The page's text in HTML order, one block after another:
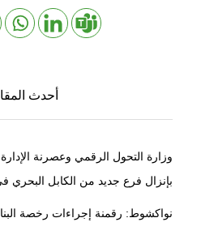
أحدث
وزارة التحول الرقمي وعصرنة الإدارة
بإنزال فرع جديد من الكابل البحري
نواكشوط: رقمنة إجراءات رخصة